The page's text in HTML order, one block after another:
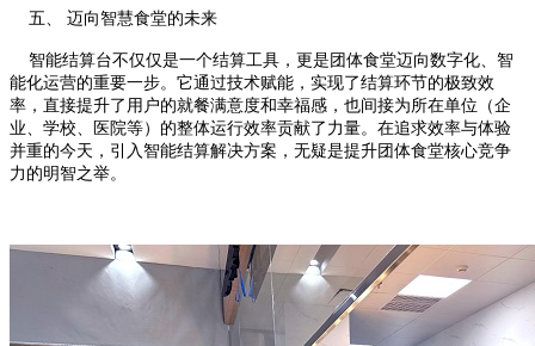
五、 迈向智慧食堂的未来
智能结算台不仅仅是一个结算工具，更是团体食堂迈向数字化、智
能化运营的重要一步。它通过技术赋能，实现了结算环节的极致效
率，直接提升了用户的就餐满意度和幸福感，也间接为所在单位（企
业、学校、医院等）的整体运行效率贡献了力量。在追求效率与体验
并重的今天，引入智能结算解决方案，无疑是提升团体食堂核心竞争
力的明智之举。